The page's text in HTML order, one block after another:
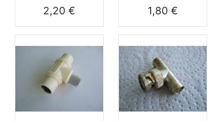
Prix
2,20 € Prix
1,80 €